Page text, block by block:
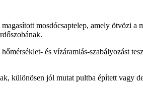
mosdócsaptelep, amely ötvözi a
és vízáramlás-szabályozást
különösen jól mutat pultba épített vagy